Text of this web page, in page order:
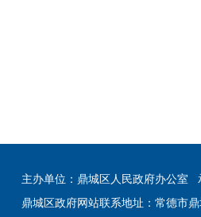
主办单位：鼎城区人民政府办公室
鼎城区政府网站联系地址：常德市